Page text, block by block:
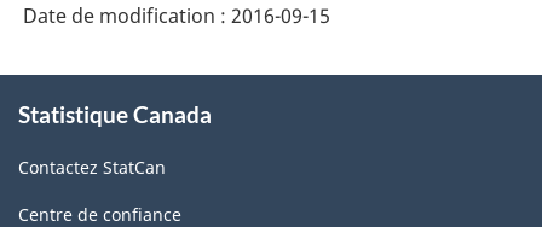
de
l'enquête
sur
la
Date de modification : 2016-09-15
propos
ce
site
Statistique Canada
Contactez StatCan
Centre de confiance